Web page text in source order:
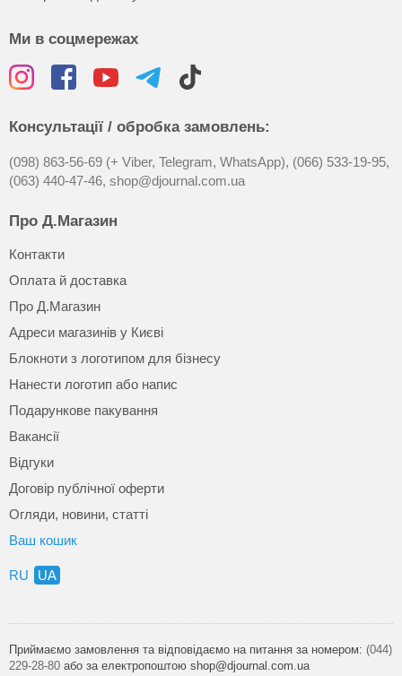
Ми в соцмережах
Консультації / обробка замовлень:
(098) 863-56-69 (+ Viber, Telegram, WhatsApp), (066) 533-19-95,
(063) 440-47-46, shop@djournal.com.ua
Про Д.Магазин
Контакти
Оплата й доставка
Про Д.Магазин
Адреси магазинів у Києві
Блокноти з логотипом для бізнесу
Нанести логотип або напис
Подарункове пакування
Вакансії
Відгуки
Договір публічної оферти
Огляди, новини, статті
Ваш кошик
RU UA
Приймаємо замовлення та відповідаємо на питання за номером: (044)
229-28-80 або за електропоштою shop@djournal.com.ua